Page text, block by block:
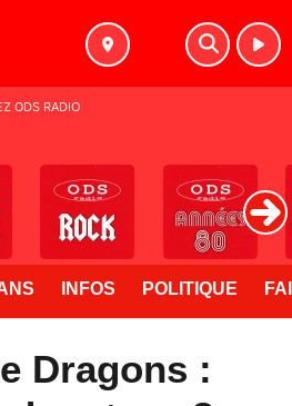
INFOS POLITIQUE
Dragons :
ODS RADIO